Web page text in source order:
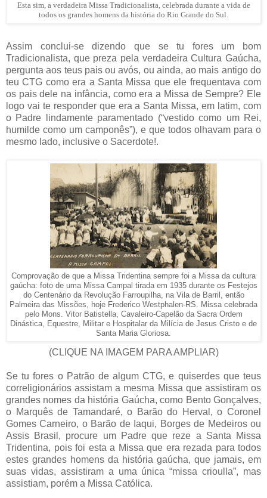
Esta sim, a verdadeira Missa Tradicionalista, celebrada durante a vida de
todos os grandes homens da história do Rio Grande do Sul.
Assim conclui-se dizendo que se tu fores um bom
Tradicionalista, que preza pela verdadeira Cultura Gaúcha,
pergunta aos teus pais ou avós, ou ainda, ao mais antigo do
teu CTG como era a Santa Missa que ele frequentava com
os pais dele na infância, como era a Missa de Sempre? Ele
logo vai te responder que era a Santa Missa, em latim, com
o Padre lindamente paramentado (“vestido como um Rei,
humilde como um camponês”), e que todos olhavam para o
mesmo lado, inclusive o Sacerdote!.
Comprovação de que a Missa Tridentina sempre foi a Missa da cultura
gaúcha: foto de uma Missa Campal tirada em 1935 durante os Festejos
do Centenário da Revolução Farroupilha, na Vila de Barril, então
Palmeira das Missões, hoje Frederico Westphalen-RS. Missa celebrada
pelo Mons. Vitor Batistella, Cavaleiro-Capelão da Sacra Ordem
Dinástica, Equestre, Militar e Hospitalar da Milícia de Jesus Cristo e de
Santa Maria Gloriosa.
(CLIQUE NA IMAGEM PARA AMPLIAR)
Se tu fores o Patrão de algum CTG, e quiserdes que teus
correligionários assistam a mesma Missa que assistiram os
grandes nomes da história Gaúcha, como Bento Gonçalves,
o Marquês de Tamandaré, o Barão do Herval, o Coronel
Gomes Carneiro, o Barão de Iaqui, Borges de Medeiros ou
Assis Brasil, procure um Padre que reze a Santa Missa
Tridentina, pois foi esta a Missa que era rezada para todos
estes grandes homens da história gaúcha, que jamais, em
suas vidas, assistiram a uma única “missa crioulla”, mas
assistiam, porém a Missa Católica.